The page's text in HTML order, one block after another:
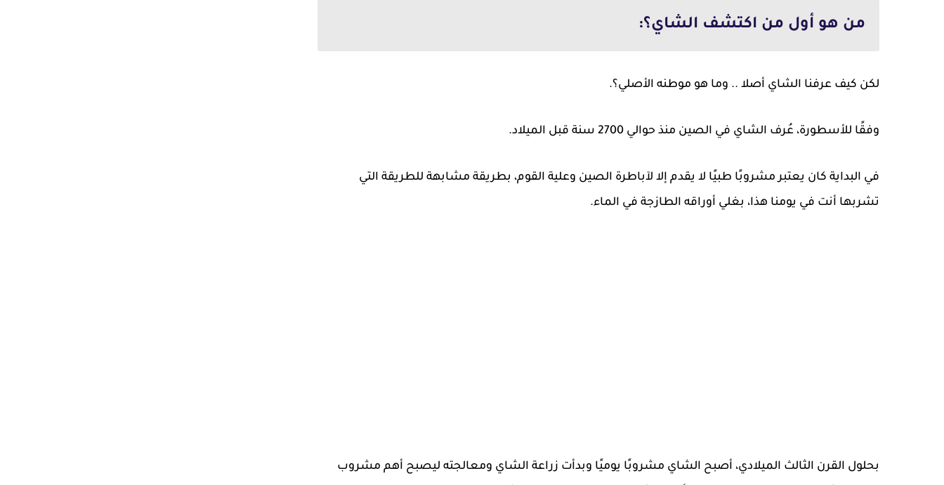
من هو أول من اكتشف الشاي؟:
لكن كيف عرفنا الشاي أصلا .. وما هو موطنه الأصلي؟.
وفقًا للأسطورة، عُرف الشاي في الصين منذ حوالي 2700 سنة قبل الميلاد.
في البداية كان يعتبر مشروبًا طبيًا لا يقدم إلا لآباطرة الصين وعلية القوم، بطريقة مشابهة للطريقة التي
تشربها أنت في يومنا هذا، بغلي أوراقه الطازجة في الماء.
بحلول القرن الثالث الميلادي، أصبح الشاي مشروبًا يوميًا وبدأت زراعة الشاي ومعالجته ليصبح أهم مشروب